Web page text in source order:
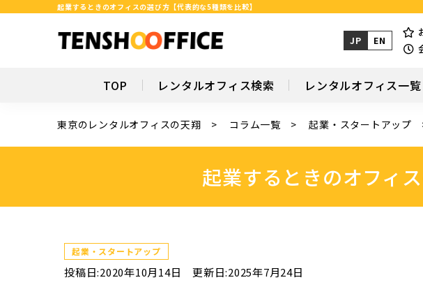
起業するときのオフィスの選び方【代表的な5種類を比較】
JP EN
TOP レンタルオフィス検索 レンタルオフィス一覧
東京のレンタルオフィスの天翔 コラム一覧 起業・スタートアップ
起業するときのオフィ
起業・スタートアップ
投稿日:2020年10月14日 更新日:2025年7月24日